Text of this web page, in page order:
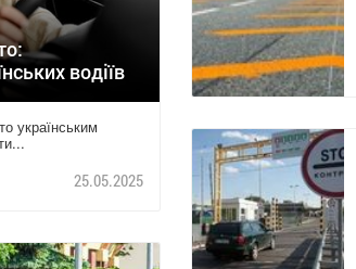
водіїв
українським
25.05.2025